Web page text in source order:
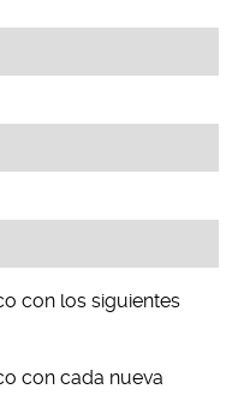
con los siguientes
con cada nueva